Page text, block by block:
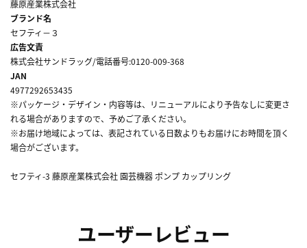
藤原産業株式会社
ブランド名
セフティ－３
広告文責
株式会社サンドラッグ/電話番号:0120-009-368
JAN
4977292653435
※パッケージ・デザイン・内容等は、リニューアルにより予告なしに変更さ
れる場合がありますので、予めご了承ください。
※お届け地域によっては、表記されている日数よりもお届けにお時間を頂く
場合がございます。
セフティ-3 藤原産業株式会社 園芸機器 ポンプ カップリング
ユーザーレビュー